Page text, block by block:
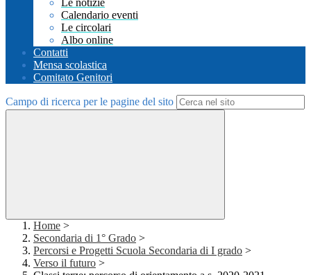
Le notizie
Calendario eventi
Le circolari
Albo online
Contatti
Mensa scolastica
Comitato Genitori
Campo di ricerca per le pagine del sito
Home >
Secondaria di 1° Grado >
Percorsi e Progetti Scuola Secondaria di I grado >
Verso il futuro >